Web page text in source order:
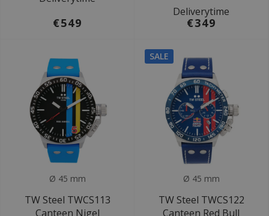
€549
Deliverytime
€349
Ø 45 mm
TW Steel TWCS113
Canteen Nigel
SALE
Ø 45 mm
TW Steel TWCS122
Canteen Red Bull